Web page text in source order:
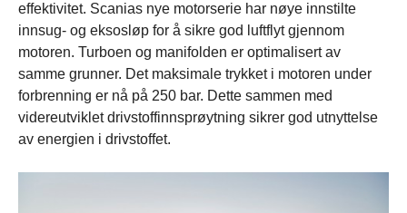
effektivitet. Scanias nye motorserie har nøye innstilte
innsug- og eksosløp for å sikre god luftflyt gjennom
motoren. Turboen og manifolden er optimalisert av
samme grunner. Det maksimale trykket i motoren under
forbrenning er nå på 250 bar. Dette sammen med
videreutviklet drivstoffinnsprøytning sikrer god utnyttelse
av energien i drivstoffet.